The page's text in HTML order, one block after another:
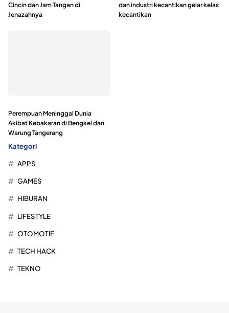
Cincin dan Jam Tangan di
Jenazahnya
dan industri kecantikan gelar kelas
kecantikan
Perempuan Meninggal Dunia
Akibat Kebakaran di Bengkel dan
Warung Tangerang
Kategori
APPS
GAMES
HIBURAN
LIFESTYLE
OTOMOTIF
TECH HACK
TEKNO